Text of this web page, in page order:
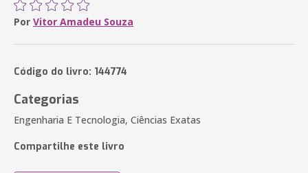
Por Vitor Amadeu Souza
Código do livro: 144774
Categorias
Engenharia E Tecnologia, Ciências Exatas
Compartilhe este livro